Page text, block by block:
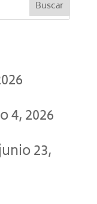
4, 2026
23,